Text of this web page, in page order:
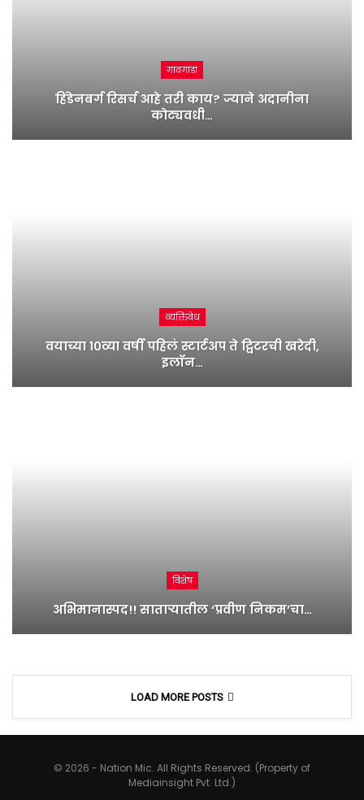
गावगाडा
हिंडेनबर्ग रिसर्च आहे तरी काय? ज्याने अदानीना
कोट्यवधी…
व्यक्तिवेध
वयाच्या १०व्या वर्षी पहिलं स्टार्टअप ते ट्विटरची खरेदी,
इलॉन…
विशेष
अभिमानास्पद!! साताऱ्यातील ‘प्रवीण निकम’चा…
LOAD MORE POSTS
© 2026 - Nation Mic. All Rights Reserved. (Property of
Mediainsight Pvt. Ltd.)